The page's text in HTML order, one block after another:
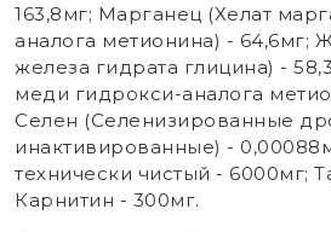
163,8мг; Марганец (Хелат
аналога метионина) - 64,6мг;
железа гидрата глицина) -
меди гидрокси-аналога
Селен (Селенизированные
инактивированные) -
технически чистый - 6000мг;
Карнитин - 300мг.